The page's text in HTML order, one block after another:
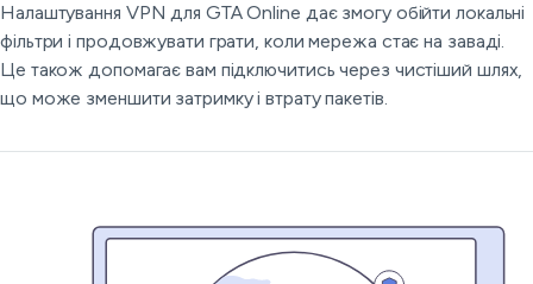
Налаштування VPN для GTA Online дає змогу обійти локальні
фільтри і продовжувати грати, коли мережа стає на заваді.
Це також допомагає вам підключитись через чистіший шлях,
що може зменшити затримку і втрату пакетів.